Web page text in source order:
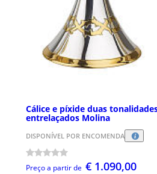
Cálice e píxide duas
entrelaçados Molina
DISPONÍVEL POR ENCOMENDA
Preço a partir de € 1.090,00